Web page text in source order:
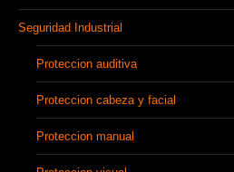
Seguridad Industrial
Proteccion auditiva
Proteccion cabeza y facial
Proteccion manual